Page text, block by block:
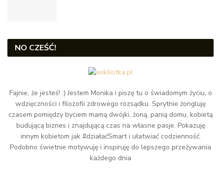
NO CZEŚĆ!
Fajnie, że jesteś! :) Jestem Monika i piszę tu o świadomym życiu, o
wdzięczności i filozofii zdrowego rozsądku. Sprytnie żongluję
czasem pomiędzy byciem mamą dwójki, żoną, panią domu, kobietą
budującą biznes i znajdującą czas na własne pasje. Pokazuję
innym kobietom jak #działaćSmart i ułatwiać codzienność.
Podobno świetnie motywuję i inspiruję do lepszego przeżywania
każdego dnia